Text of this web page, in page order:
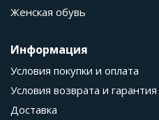
Женская обувь
Информация
Условия покупки и оплата
Условия возврата и гарантия
Доставка